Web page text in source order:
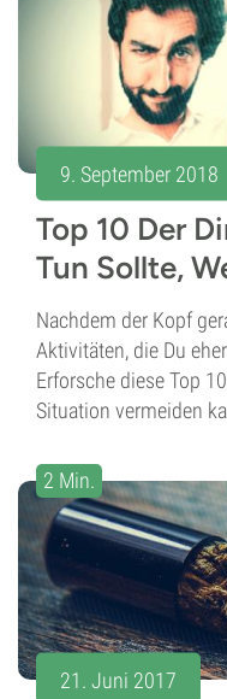
9. September 2018
Top 10 Der
Tun Sollte,
Nachdem der Kopf
Aktivitäten, die Du
Erforsche diese Top
Situation vermeiden
2 Min.
21. Juni 2017